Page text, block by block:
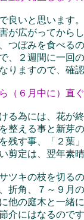
良いと思います
が広がってから
つぼみを食べる
、２週間に一回
りますので、確
（６月中に）直
る為には、花が
整える事と新芽
残す事、「２葉
剪定は、翌年素
ツキの枝を切る
折角、７～９月
他の庭木と一緒
介にはなるので